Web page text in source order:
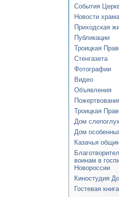
События
Новости
Приходская
Публикации
Троицкая
Стенгазета
Фотографии
Видео
Объявления
Троицкая
Дом
Дом
Казачья
воинам в
Новороссии
Киностудия
Гостевая книга